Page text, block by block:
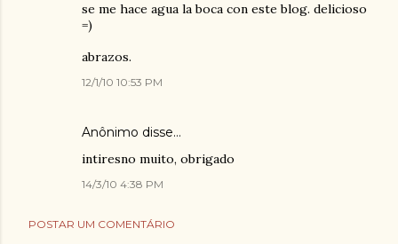
se me hace agua la boca con este blog. delicioso
=)
abrazos.
12/1/10 10:53 PM
Anônimo disse…
intiresno muito, obrigado
14/3/10 4:38 PM
POSTAR UM COMENTÁRIO